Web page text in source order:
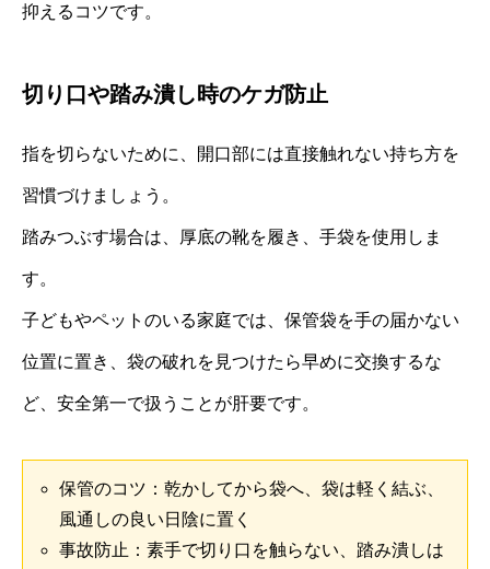
抑えるコツです。
切り口や踏み潰し時のケガ防止
指を切らないために、開口部には直接触れない持ち方を
習慣づけましょう。
踏みつぶす場合は、厚底の靴を履き、手袋を使用しま
す。
子どもやペットのいる家庭では、保管袋を手の届かない
位置に置き、袋の破れを見つけたら早めに交換するな
ど、安全第一で扱うことが肝要です。
保管のコツ：乾かしてから袋へ、袋は軽く結ぶ、
風通しの良い日陰に置く
事故防止：素手で切り口を触らない、踏み潰しは